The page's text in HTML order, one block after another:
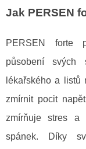
Jak PERSEN
PERSEN forte
působení svých
lékařského a listů
zmírnit pocit
zmírňuje stres a
spánek. Díky